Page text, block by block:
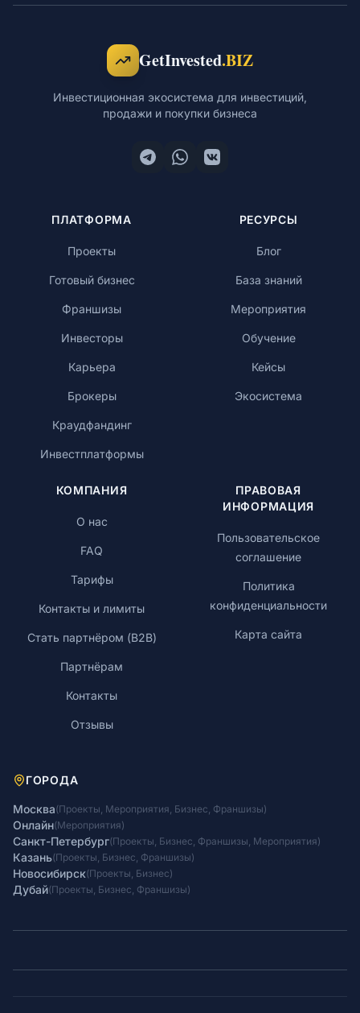
GetInvested.BIZ
Инвестиционная экосистема для инвестиций,
продажи и покупки бизнеса
ПЛАТФОРМА
Проекты
Готовый бизнес
Франшизы
Инвесторы
Карьера
Брокеры
Краудфандинг
Инвестплатформы
РЕСУРСЫ
Блог
База знаний
Мероприятия
Обучение
Кейсы
Экосистема
КОМПАНИЯ
О нас
FAQ
Тарифы
Контакты и лимиты
Стать партнёром (B2B)
Партнёрам
Контакты
Отзывы
ПРАВОВАЯ
ИНФОРМАЦИЯ
Пользовательское
соглашение
Политика
конфиденциальности
Карта сайта
ГОРОДА
Москва(Проекты, Мероприятия, Бизнес, Франшизы)
Онлайн(Мероприятия)
Санкт-Петербург(Проекты, Бизнес, Франшизы, Мероприятия)
Казань(Проекты, Бизнес, Франшизы)
Новосибирск(Проекты, Бизнес)
Дубай(Проекты, Бизнес, Франшизы)